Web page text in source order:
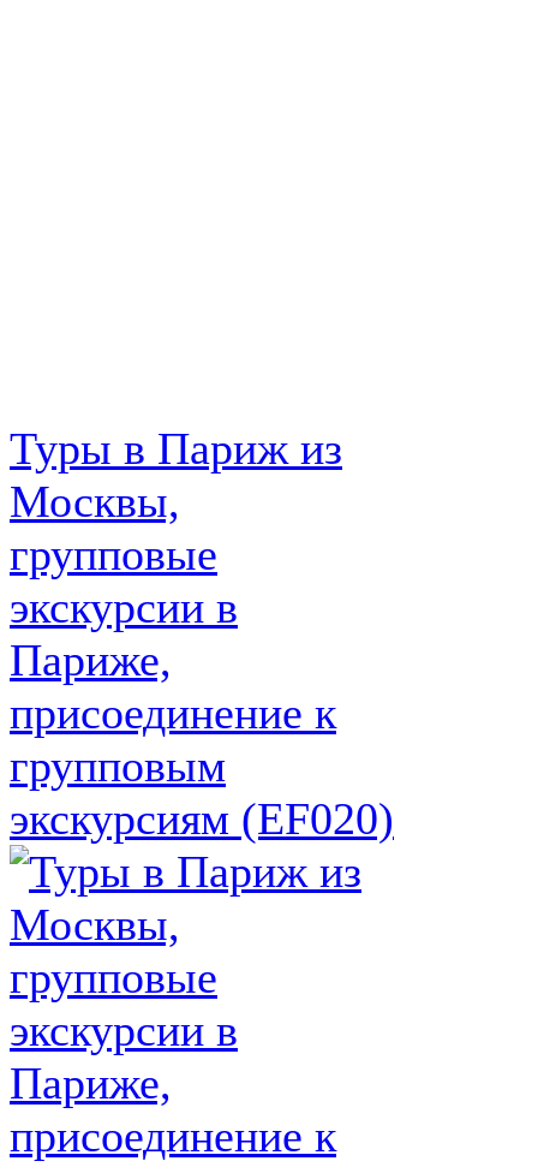
Туры в Париж из
Москвы,
групповые
экскурсии в
Париже,
присоединение к
групповым
экскурсиям (EF020)